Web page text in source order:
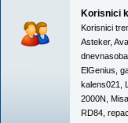
Korisnici
Korisnici
Asteker,
dnevnasoba
ElGenius
kalens021
2000N
RD84 repac